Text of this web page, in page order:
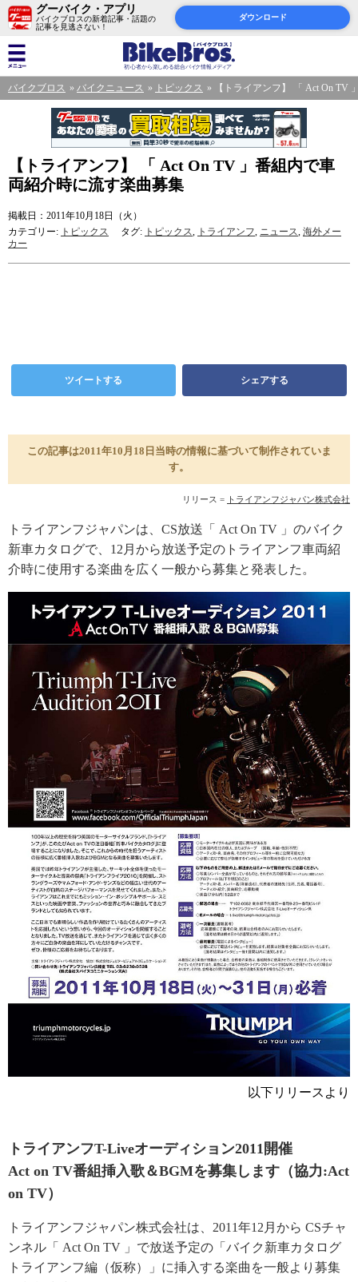
グーバイク・アプリ
バイクブロスの新着記事・話題の
記事を見逃さない！
ダウンロード
バイクブロス バイクニュース トピックス 【トライアンフ】 「 Act On TV
【トライアンフ】 「 Act On TV 」番組内で車
両紹介時に流す楽曲募集
掲載日：2011年10月18日（火）
カテゴリー: トピックス タグ: トピックス, トライアンフ, ニュース, 海外メー
カー
ツイートする シェアする
この記事は2011年10月18日当時の情報に基づいて制作されていま
す。
リリース = トライアンフジャパン株式会社
トライアンフジャパンは、CS放送「 Act On TV 」のバイク
新車カタログで、12月から放送予定のトライアンフ車両紹
介時に使用する楽曲を広く一般から募集と発表した。
以下リリースより
トライアンフT-Liveオーディション2011開催
Act on TV番組挿入歌＆BGMを募集します（協力:Act
on TV）
トライアンフジャパン株式会社は、2011年12月から CSチャ
ンネル「 Act On TV 」で放送予定の「バイク新車カタログ
トライアンフ編（仮称）」に挿入する楽曲を一般より募集